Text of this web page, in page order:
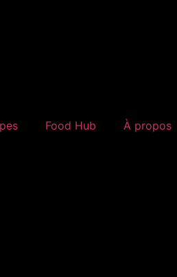
Food Hub À propos